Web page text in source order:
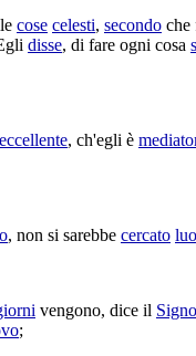
cose celesti, secondo che
disse, di fare ogni cosa
eccellente, ch'egli è
, non si sarebbe cercato
vengono, dice il
;